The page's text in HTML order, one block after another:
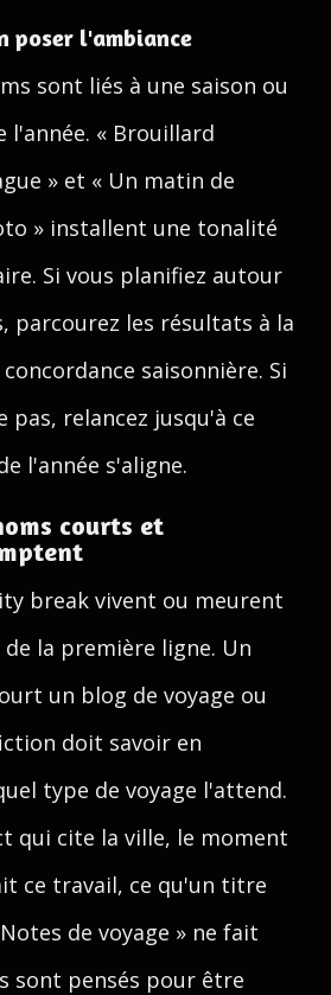
poser l'ambiance
sont liés à une saison ou
l'année. « Brouillard
» et « Un matin de
» installent une tonalité
Si vous planifiez autour
parcourez les résultats à la
saisonnière. Si
pas, relancez jusqu'à ce
l'année s'aligne.
courts et
break vivent ou meurent
la première ligne. Un
un blog de voyage ou
doit savoir en
type de voyage l'attend.
qui cite la ville, le moment
ce travail, ce qu'un titre
de voyage » ne fait
sont pensés pour être